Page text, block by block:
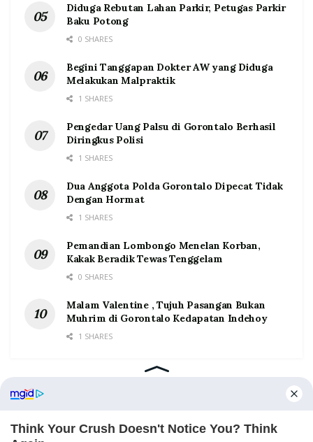
Diduga Rebutan Lahan Parkir, Petugas Parkir
Baku Potong
0 SHARES
Begini Tanggapan Dokter AW yang Diduga
Melakukan Malpraktik
1 SHARES
Pengedar Uang Palsu di Gorontalo Berhasil
Diringkus Polisi
1 SHARES
Dua Anggota Polda Gorontalo Dipecat Tidak
Dengan Hormat
1 SHARES
Pemandian Lombongo Menelan Korban,
Kakak Beradik Tewas Tenggelam
0 SHARES
Malam Valentine , Tujuh Pasangan Bukan
Muhrim di Gorontalo Kedapatan Indehoy
1 SHARES
Home Tentang Kontak Redaksi Pedoman Media Siber